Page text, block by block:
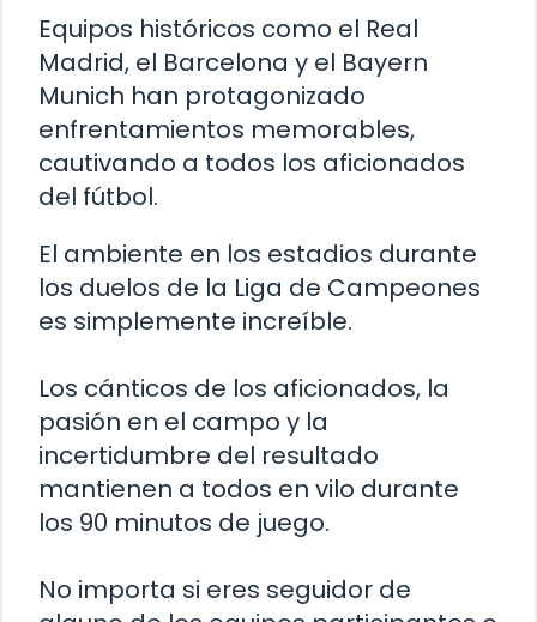
Equipos históricos como el Real
Madrid, el Barcelona y el Bayern
Munich han protagonizado
enfrentamientos memorables,
cautivando a todos los aficionados
del fútbol.
El ambiente en los estadios durante
los duelos de la Liga de Campeones
es simplemente increíble.
Los cánticos de los aficionados, la
pasión en el campo y la
incertidumbre del resultado
mantienen a todos en vilo durante
los 90 minutos de juego.
No importa si eres seguidor de